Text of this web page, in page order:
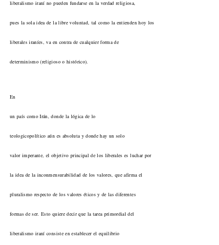
liberalismo iraní no pueden fundarse en la verdad religiosa,
pues la sola idea de la libre voluntad, tal como la entienden hoy los
liberales iraníes, va en contra de cualquier forma de
determinismo (religioso o histórico).
En
un país como Irán, donde la lógica de lo
teologicopolítico aún es absoluta y donde hay un solo
valor imperante, el objetivo principal de los liberales es luchar por
la idea de la inconmensurabilidad de los valores, que afirma el
pluralismo respecto de los valores éticos y de las diferentes
formas de ser. Esto quiere decir que la tarea primordial del
liberalismo iraní consiste en establecer el equilibrio